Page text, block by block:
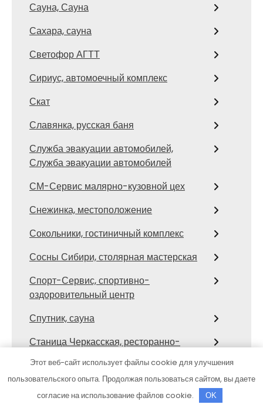
Сауна, Сауна
Сахара, сауна
Светофор АГТТ
Сириус, автомоечный комплекс
Скат
Славянка, русская баня
Служба эвакуации автомобилей,
Служба эвакуации автомобилей
СМ-Сервис малярно-кузовной цех
Снежинка, местоположение
Сокольники, гостиничный комплекс
Сосны Сибири, столярная мастерская
Спорт-Сервис, спортивно-
оздоровительный центр
Спутник, сауна
Станица Черкасская, ресторанно-
гостиничный комплекс
СТО
Этот веб-сайт использует файлы cookie для улучшения
пользовательского опыта. Продолжая пользоваться сайтом, вы даете
согласие на использование файлов cookie.
OK